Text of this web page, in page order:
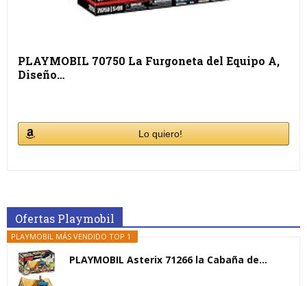
PLAYMOBIL 70750 La Furgoneta del Equipo A,
Diseño…
Lo quiero!
Ofertas Playmobil
PLAYMOBIL MÁS VENDIDO TOP 1
PLAYMOBIL Asterix 71266 la Cabaña de...